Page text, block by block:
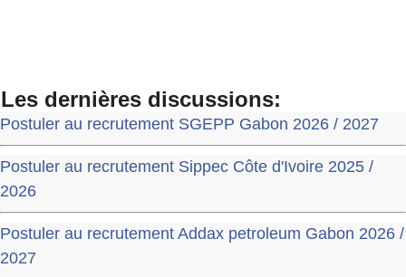
Les dernières discussions:
Postuler au recrutement SGEPP Gabon 2026 / 2027
Postuler au recrutement Sippec Côte d'Ivoire 2025 /
2026
Postuler au recrutement Addax petroleum Gabon 2026 /
2027